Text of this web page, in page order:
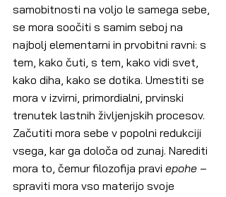
samobitnosti na voljo le samega sebe,
se mora soočiti s samim seboj na
najbolj elementarni in prvobitni ravni: s
tem, kako čuti, s tem, kako vidi svet,
kako diha, kako se dotika. Umestiti se
mora v izvirni, primordialni, prvinski
trenutek lastnih življenjskih procesov.
Začutiti mora sebe v popolni redukciji
vsega, kar ga določa od zunaj. Narediti
mora to, čemur filozofija pravi epohe –
spraviti mora vso materijo svoje